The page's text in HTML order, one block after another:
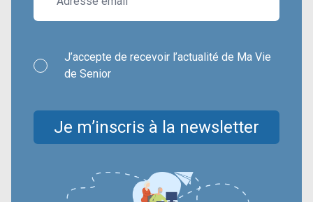
J’accepte de recevoir l’actualité de Ma Vie
de Senior
Je m’inscris à la newsletter